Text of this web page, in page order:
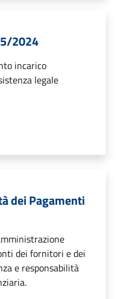
2024
incarico
legale
dei Pagamenti
dei fornitori e dei
e responsabilità